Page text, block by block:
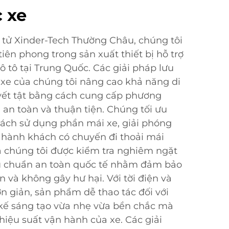
xe
Xinder-Tech Thường Châu, chúng tôi
phong trong sản xuất thiết bị hỗ trợ
tô tại Trung Quốc. Các giải pháp lưu
của chúng tôi nâng cao khả năng di
tật bằng cách cung cấp phương
toàn và thuận tiện. Chúng tối ưu
sử dụng phần mái xe, giải phóng
khách có chuyến đi thoải mái
chúng tôi được kiểm tra nghiêm ngặt
an toàn quốc tế nhằm đảm bảo
và không gây hư hại. Với tời điện và
giản, sản phẩm dễ thao tác đối với
sáng tạo vừa nhẹ vừa bền chắc mà
suất vận hành của xe. Các giải